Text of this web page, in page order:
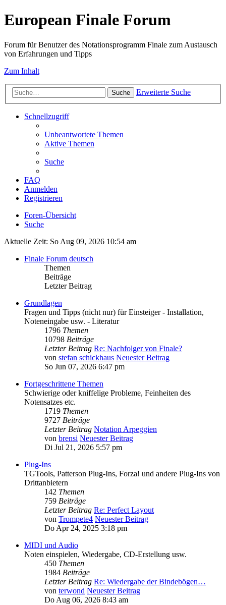
European Finale Forum
Forum für Benutzer des Notationsprogramm Finale zum Austausch
von Erfahrungen und Tipps
Zum Inhalt
Suche Erweiterte Suche
Schnellzugriff
Unbeantwortete Themen
Aktive Themen
Suche
FAQ
Anmelden
Registrieren
Foren-Übersicht
Suche
Aktuelle Zeit: So Aug 09, 2026 10:54 am
Finale Forum deutsch
Themen
Beiträge
Letzter Beitrag
Grundlagen
Fragen und Tipps (nicht nur) für Einsteiger - Installation,
Noteneingabe usw. - Literatur
1796 Themen
10798 Beiträge
Letzter Beitrag Re: Nachfolger von Finale?
von stefan schickhaus Neuester Beitrag
So Jun 07, 2026 6:47 pm
Fortgeschrittene Themen
Schwierige oder kniffelige Probleme, Feinheiten des
Notensatzes etc.
1719 Themen
9727 Beiträge
Letzter Beitrag Notation Arpeggien
von brensi Neuester Beitrag
Di Jul 21, 2026 5:57 pm
Plug-Ins
TGTools, Patterson Plug-Ins, Forza! und andere Plug-Ins von
Drittanbietern
142 Themen
759 Beiträge
Letzter Beitrag Re: Perfect Layout
von Trompete4 Neuester Beitrag
Do Apr 24, 2025 3:18 pm
MIDI und Audio
Noten einspielen, Wiedergabe, CD-Erstellung usw.
450 Themen
1984 Beiträge
Letzter Beitrag Re: Wiedergabe der Bindebögen…
von terwond Neuester Beitrag
Do Aug 06, 2026 8:43 am